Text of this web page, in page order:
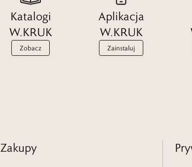
Katalogi
W.KRUK
Zobacz
Aplikacja
W.KRUK
Zainstaluj
Zakupy